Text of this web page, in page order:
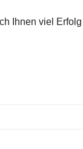
Ihnen viel